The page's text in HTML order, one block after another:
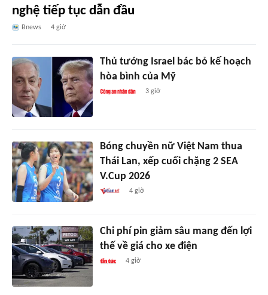
nghệ tiếp tục dẫn đầu
Bnews 4 giờ
Thủ tướng Israel bác bỏ kế hoạch
hòa bình của Mỹ
3 giờ
Bóng chuyền nữ Việt Nam thua
Thái Lan, xếp cuối chặng 2 SEA
V.Cup 2026
4 giờ
Chi phí pin giảm sâu mang đến lợi
thế về giá cho xe điện
4 giờ